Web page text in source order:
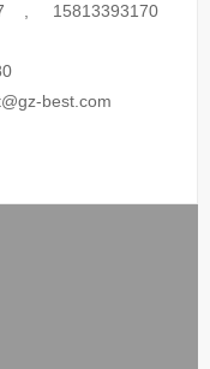
, 15813393170
best.com